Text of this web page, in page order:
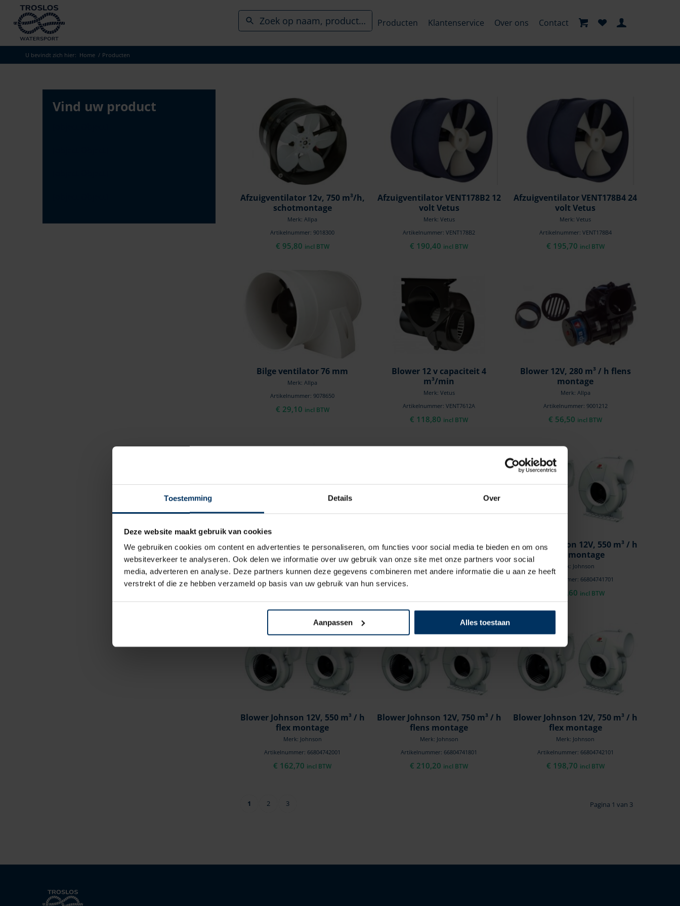
Toestemming Details Over
Deze website maakt gebruik van cookies
We gebruiken cookies om content en advertenties te personaliseren, om functies voor social media te bieden en om ons
websiteverkeer te analyseren. Ook delen we informatie over uw gebruik van onze site met onze partners voor social
media, adverteren en analyse. Deze partners kunnen deze gegevens combineren met andere informatie die u aan ze heeft
verstrekt of die ze hebben verzameld op basis van uw gebruik van hun services.
Aanpassen Alles toestaan
search
results
Producten Klantenservice Over ons Contact
U bevindt zich hier: Home / Producten
Afzuigventilator 12v, 750 m³/h,
schotmontage
Merk: Allpa
Artikelnummer: 9018300
€ 95,80 incl BTW
Afzuigventilator VENT178B2 12
volt Vetus
Merk: Vetus
Artikelnummer: VENT178B2
€ 190,40 incl BTW
Afzuigventilator VENT178B4 24
volt Vetus
Merk: Vetus
Artikelnummer: VENT178B4
€ 195,70 incl BTW
Bilge ventilator 76 mm
Merk: Allpa
Artikelnummer: 9078650
€ 29,10 incl BTW
Blower 12 v capaciteit 4
m³/min
Merk: Vetus
Artikelnummer: VENT7612A
€ 118,80 incl BTW
Blower 12V, 280 m³ / h flens
montage
Merk: Allpa
Artikelnummer: 9001212
€ 56,50 incl BTW
Blower 24 v, 4 m³/min
Merk: Vetus
Artikelnummer: VENT7624A
€118,80 incl BTW
Blower 24V, 280 m³ / h flens
montage
Blower Johnson 12V, 550 m³ / h
flens montage
Merk: Johnson
Artikelnummer: 66804741701
154,60 incl BTW
Blower Johnson 12V, 550 m³ / h
flex montage
Merk: Johnson
Artikelnummer: 66804742001
€ 162,70 incl BTW
Blower Johnson 12V, 750 m³ / h
flens montage
Merk: Johnson
Artikelnummer: 66804741801
€ 210,20 incl BTW
Blower Johnson 12V, 750 m³ / h
flex montage
Merk: Johnson
Artikelnummer: 66804742101
€ 198,70 incl BTW
Pagina 1 van 3
1 2 3
Vind uw product